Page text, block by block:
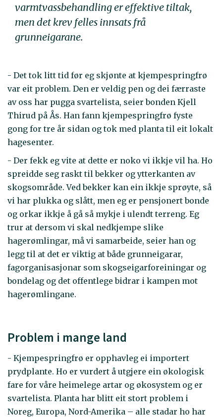
varmtvassbehandling er effektive tiltak,
men det krev felles innsats frå
grunneigarane.
- Det tok litt tid før eg skjønte at kjempespringfrø
var eit problem. Den er veldig pen og dei færraste
av oss har pugga svartelista, seier bonden Kjell
Thirud på Ås. Han fann kjempespringfrø fyste
gong for tre år sidan og tok med planta til eit lokalt
hagesenter.
- Der fekk eg vite at dette er noko vi ikkje vil ha. Ho
spreidde seg raskt til bekker og ytterkanten av
skogsområde. Ved bekker kan ein ikkje sprøyte, så
vi har plukka og slått, men eg er pensjonert bonde
og orkar ikkje å gå så mykje i ulendt terreng. Eg
trur at dersom vi skal nedkjempe slike
hagerømlingar, må vi samarbeide, seier han og
legg til at det er viktig at både grunneigarar,
fagorganisasjonar som skogseigarforeiningar og
bondelag og det offentlege bidrar i kampen mot
hagerømlingane.
Problem i mange land
- Kjempespringfrø er opphavleg ei importert
prydplante. Ho er vurdert å utgjere ein økologisk
fare for våre heimelege artar og økosystem og er
svartelista. Planta har blitt eit stort problem i
Noreg, Europa, Nord-Amerika – alle stadar ho har